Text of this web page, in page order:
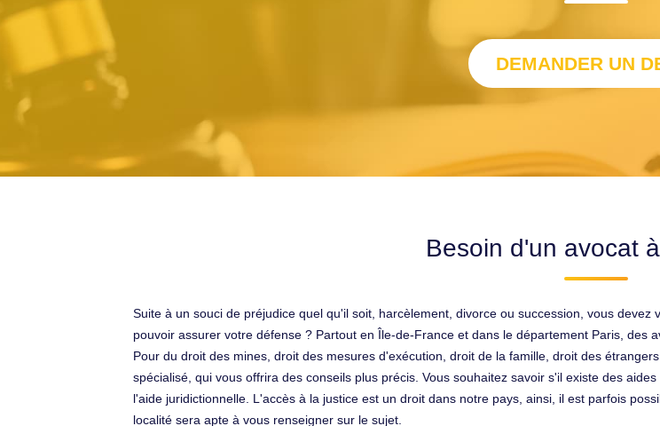
DEMANDER UN
Besoin d'un avocat
Suite à un souci de préjudice quel qu'il soit, harcèlement, divorce ou succession, vous
pouvoir assurer votre défense ? Partout en Île-de-France et dans le département Paris, des
Pour du droit des mines, droit des mesures d'exécution, droit de la famille, droit des
spécialisé, qui vous offrira des conseils plus précis. Vous souhaitez savoir s'il existe des
l'aide juridictionnelle. L'accès à la justice est un droit dans notre pays, ainsi, il est parfois
localité sera apte à vous renseigner sur le sujet.